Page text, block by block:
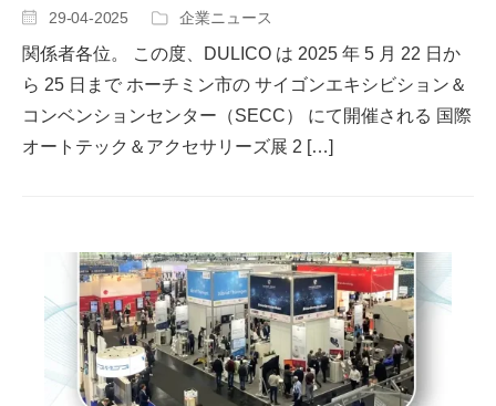
29-04-2025 企業ニュース
関係者各位。 この度、DULICO は 2025 年 5 月 22 日か
ら 25 日まで ホーチミン市の サイゴンエキシビション＆
コンベンションセンター（SECC） にて開催される 国際
オートテック＆アクセサリーズ展 2 […]